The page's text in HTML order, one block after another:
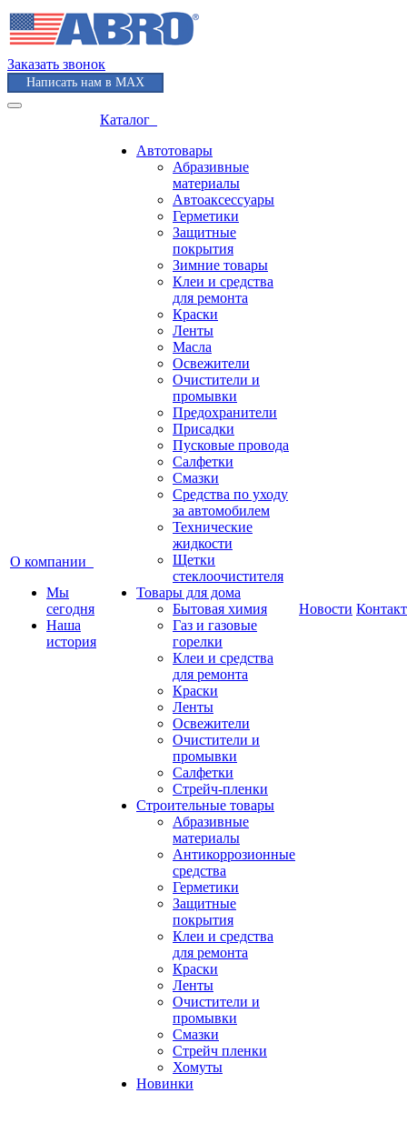
Заказать звонок
Написать нам в MAX
О компании
Мы
сегодня
Наша
история
Каталог
Автотовары
Абразивные
материалы
Автоаксессуары
Герметики
Защитные
покрытия
Зимние товары
Клеи и средства
для ремонта
Краски
Ленты
Масла
Освежители
Очистители и
промывки
Предохранители
Присадки
Пусковые провода
Салфетки
Смазки
Средства по уходу
за автомобилем
Технические
жидкости
Щетки
стеклоочистителя
Товары для дома
Бытовая химия
Газ и газовые
горелки
Клеи и средства
для ремонта
Краски
Ленты
Освежители
Очистители и
промывки
Салфетки
Стрейч-пленки
Строительные товары
Абразивные
материалы
Антикоррозионные
средства
Герметики
Защитные
покрытия
Клеи и средства
для ремонта
Краски
Ленты
Очистители и
промывки
Смазки
Стрейч пленки
Хомуты
Новинки
Новости